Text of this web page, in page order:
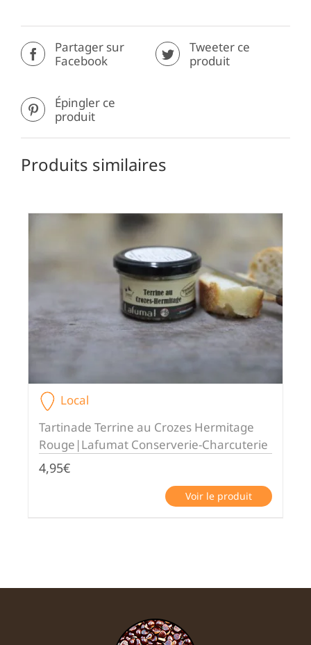
Partager sur
Facebook
Tweeter ce
produit
Épingler ce
produit
Produits similaires
Local
Tartinade Terrine au Crozes Hermitage
Rouge|Lafumat Conserverie-Charcuterie
4,95€
Voir le produit